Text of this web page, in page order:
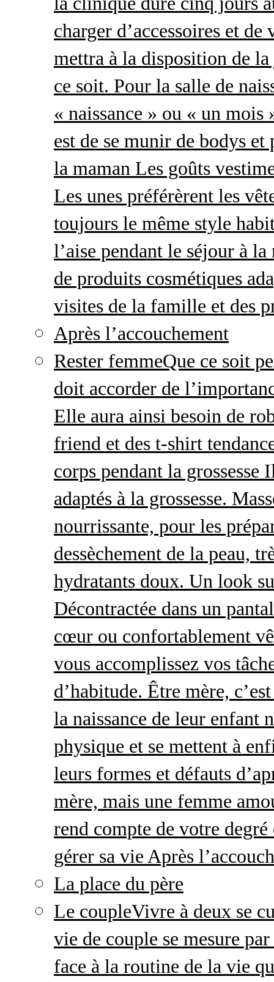
charger d’accessoires et
mettra à la disposition de
ce soit. Pour la salle de
« naissance » ou « un
est de se munir de bodys
la maman Les goûts
Les unes préférèrent les
toujours le même style
l’aise pendant le séjour à
de produits cosmétiques
visites de la famille et des
Après l’accouchement
Rester femmeQue ce soit
doit accorder de
Elle aura ainsi besoin de
friend et des t-shirt
corps pendant la
adaptés à la grossesse.
nourrissante, pour les
dessèchement de la peau,
hydratants doux. Un look
Décontractée dans un
cœur ou confortablement
vous accomplissez vos
d’habitude. Être mère,
la naissance de leur enfant
physique et se mettent à
leurs formes et défauts
mère, mais une femme
rend compte de votre
gérer sa vie Après
La place du père
Le coupleVivre à deux se
vie de couple se mesure
face à la routine de la vie